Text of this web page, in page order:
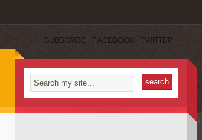
SUBSCRIBE FACEBOOK TWITTER